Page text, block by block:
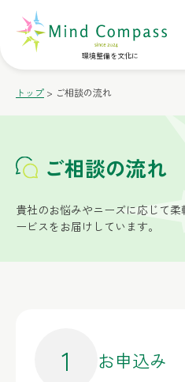
環境整備を文化に
トップ > ご相談の流れ
ご相談の流れ
貴社のお悩みやニーズに応じて
ービスをお届けしています。
1 お申込み